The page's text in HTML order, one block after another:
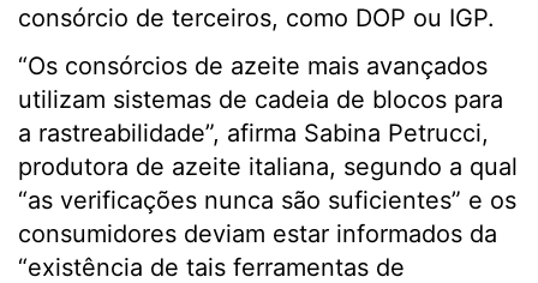
consórcio de terceiros, como DOP ou IGP.
“Os consórcios de azeite mais avançados
utilizam sistemas de cadeia de blocos para
a rastreabilidade”, afirma Sabina Petrucci,
produtora de azeite italiana, segundo a qual
“as verificações nunca são suficientes” e os
consumidores deviam estar informados da
“existência de tais ferramentas de